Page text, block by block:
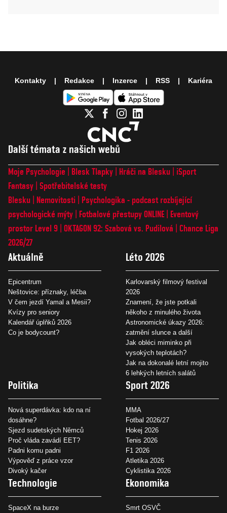
Další témata z našich webů
Moje Psychologie Blesk Tlapky Hráči na Blesku
iSport
Fantasy Spotřebitelské testy
Blesku
Nemovitosti
Psychologika - podcast rozbíjející
psychologické mýty
Fotbalové přestupy ONLINE
Eventový
prostor Level 9 OKTAGON 92: Szabová vs. Pudilová
Chance Liga
2026/27
Aktuálně
Epicentrum
Neštovice: příznaky, léčba
V čem jezdí Yamal a Mesii?
Kvízy pro seniory
Kalendář úplňků 2026
Co je bodycount?
Léto 2026
Karlovarský filmový festival
2026
Znamení, že jste potkali
někoho z minulého života
Astronomické úkazy 2026:
zatmění slunce a další
Jak obléci miminko při
vysokých teplotách?
Jak na dokonalé letní mojito
6 lehkých letních salátů
Politika
Nová superdávka: kdo na ní
dosáhne?
Sjezd sudetských Němců
Proč vláda zavádí EET?
Padni komu padni
Výpověď z práce vzor
Divoký kačer
Sport 2026
MMA
Fotbal 2026/27
Hokej 2026
Tenis 2026
F1 2026
Atletika 2026
Cyklistika 2026
Technologie
SpaceX na burze
Ekonomika
Smrt OSVČ
Kontakty Redakce Inzerce RSS Kariéra